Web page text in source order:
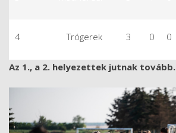
4 Trógerek 3 0 0
Az 1., a 2. helyezettek jutnak tovább.